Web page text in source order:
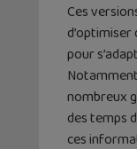
Ces
pour
nombreux
des temps
ces